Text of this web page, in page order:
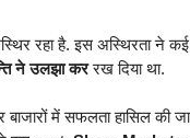
रहा है. इस अस्थिरता ने कई
ने उलझा कररख दिया था.
में सफलता हासिल की